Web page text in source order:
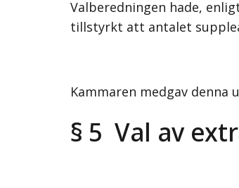
Valberedningen hade,
tillstyrkt att antalet
Kammaren medgav denna
§ 5 Val av